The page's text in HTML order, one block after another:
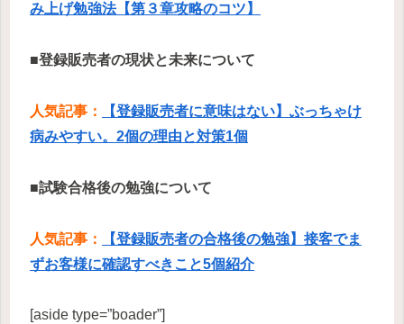
み上げ勉強法【第３章攻略のコツ】
■登録販売者の現状と未来について
人気記事：
【登録販売者に意味はない】ぶっちゃけ
病みやすい。2個の理由と対策1個
■試験合格後の勉強について
人気記事：
【登録販売者の合格後の勉強】接客でま
ずお客様に確認すべきこと5個紹介
[aside type=”boader”]